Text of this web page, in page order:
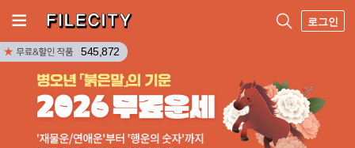
로그인
545,872